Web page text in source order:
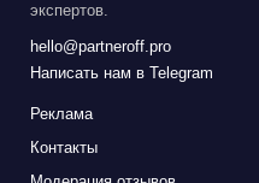
экспертов.
hello@partneroff.pro
Написать нам в Telegram
Реклама
Контакты